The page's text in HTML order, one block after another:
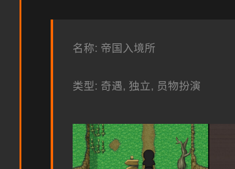
名称: 帝国入境所
类型: 奇遇, 独立, 员物扮演